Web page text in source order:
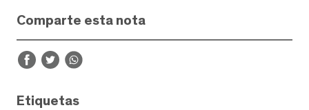
Comparte esta nota
Etiquetas